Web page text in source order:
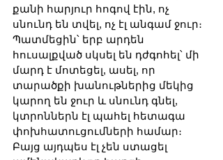
քանի հարյուր հոգով էին, ոչ
սնունդ են տվել, ոչ էլ անգամ ջուր։
Պատմեցին՝ երբ արդեն
հուսալքված սկսել են դժգոհել՝ մի
մարդ է մոտեցել, ասել, որ
տարածքի խանութներից մեկից
կարող են ջուր և սնունդ գնել,
կտրոններն էլ պահել հետագա
փոխհատուցումների համար։
Բայց այդպես էլ չեն ստացել